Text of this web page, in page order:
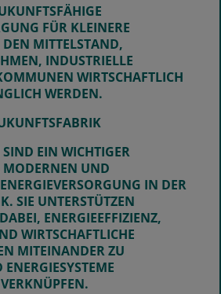
FÜR KLEINERE
MITTELSTAND,
INDUSTRIELLE A
WIRTSCHAFTLICH L
WERDEN.
EIN WICHTIGER
MODERNEN UND
IN DER
SIE UNTERSTÜTZEN
ENERGIEEFFIZIENZ,
WIRTSCHAFTLICHE
MITEINANDER ZU